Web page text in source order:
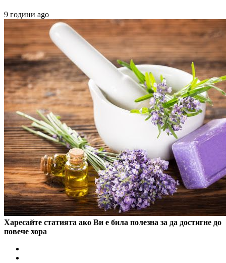
9 години ago
Харесайте статията ако Ви е била полезна за да достигне до
повече хора